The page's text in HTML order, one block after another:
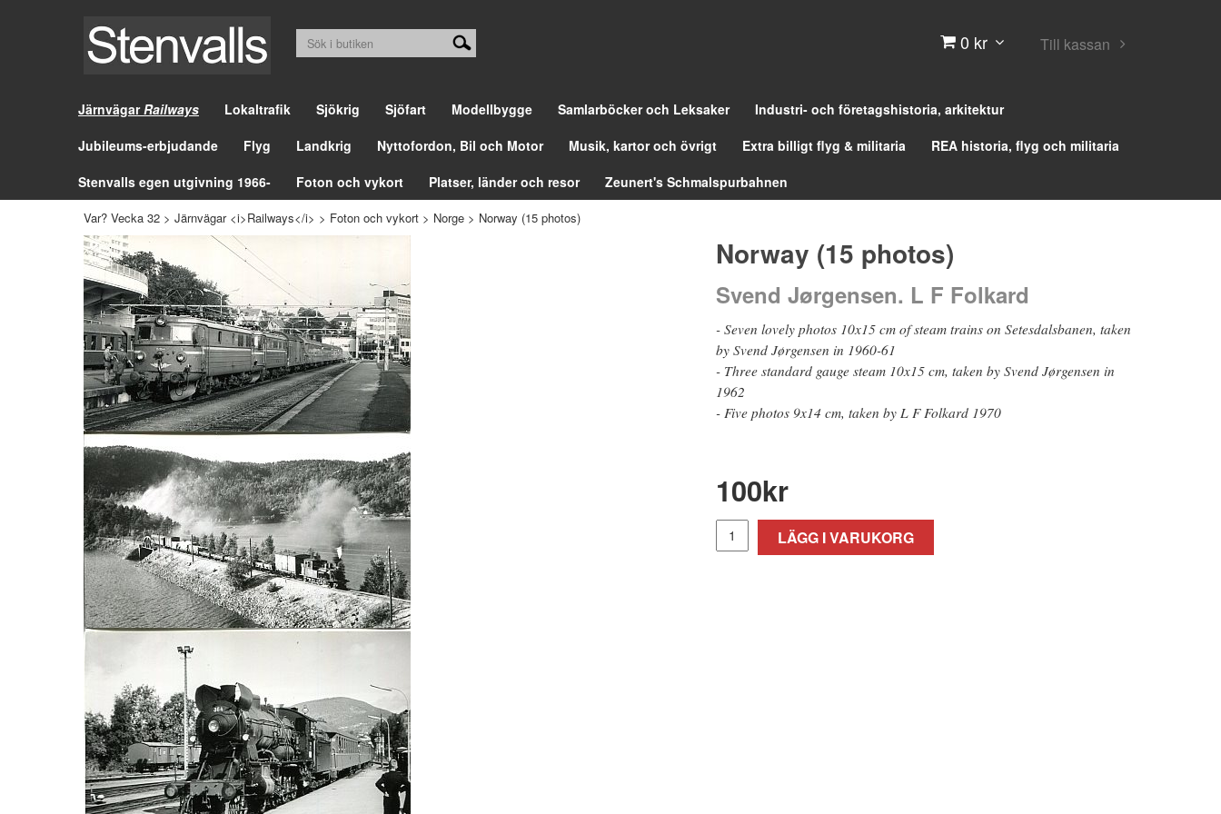
0 kr Till kassan
JärnvägarRailways Lokaltrafik Sjökrig Sjöfart Modellbygge Samlarböcker och Leksaker
Industri- och företagshistoria, arkitektur
Jubileums-erbjudande
Flyg Landkrig Nyttofordon, Bil och Motor Musik, kartor och övrigt Extra billigt flyg & militaria
REA historia, flyg och militaria
Stenvalls egen utgivning 1966-
Foton och vykort Platser, länder och resor Zeunert's Schmalspurbahnen
Var? Vecka 32 > Järnvägar <i>Railways</i> > Foton och vykort > Norge > Norway (15 photos)
Norway (15 photos)
Svend Jørgensen. L F Folkard
- Seven lovely photos 10x15 cm of steam trains on Setesdalsbanen, taken
by Svend Jørgensen in 1960-61
- Three standard gauge steam 10x15 cm, taken by Svend Jørgensen in
1962
- Five photos 9x14 cm, taken by L F Folkard 1970
100kr
LÄGG I VARUKORG